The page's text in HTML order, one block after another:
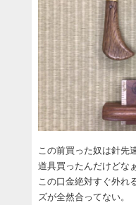
この前買った奴は針先
道具買ったんだけどなぁ
この口金絶対すぐ外れ
ズが全然合ってない。